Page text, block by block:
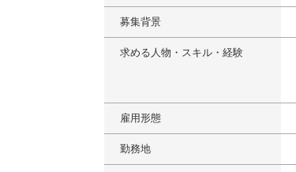
募集背景
求める人物・スキル・経験
雇用形態
勤務地